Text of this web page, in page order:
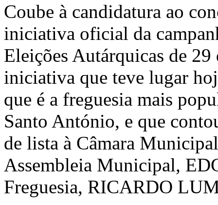
Coube à candidatura ao
iniciativa oficial da
Eleições Autárquicas de
iniciativa que teve lugar
que é a freguesia mais
Santo António, e que
de lista à Câmara
Assembleia Municipal,
Freguesia, RICARDO